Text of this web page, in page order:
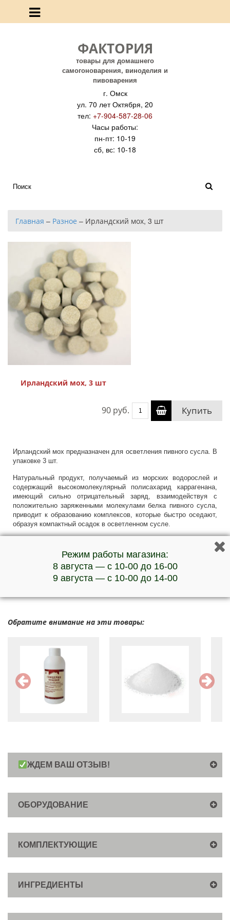
ФАКТОРИЯ
товары для домашнего
самогоноварения, виноделия и
пивоварения
г. Омск
ул. 70 лет Октября, 20
тел: +7-904-587-28-06
Часы работы:
пн-пт: 10-19
сб, вс: 10-18
Главная – Разное – Ирландский мох, 3 шт
Ирландский мох, 3 шт
90 руб. Купить
Ирландский мох предназначен для осветления пивного сусла. В
упаковке 3 шт.
Натуральный продукт, получаемый из морских водорослей и
содержащий высокомолекулярный полисахарид каррагенана,
имеющий сильно отрицательный заряд, взаимодействуя с
положительно заряженными молекулами белка пивного сусла,
приводит к образованию комплексов, которые быстро оседают,
образуя компактный осадок в осветленном сусле.
Ирландский мох вносят за 10 минут до конца кипячения сусла в
количестве 0,5 г на 25 л сусла. Вес одной таблетки 5 г.
***Наличие товара и актуальную стоимость уточняйте у
менеджеров по телефону
Обратите внимание на эти товары:
ЖДЕМ ВАШ ОТЗЫВ!
ОБОРУДОВАНИЕ
КОМПЛЕКТУЮЩИЕ
ИНГРЕДИЕНТЫ
Режим работы магазина:
8 августа — с 10-00 до 16-00
9 августа — с 10-00 до 14-00